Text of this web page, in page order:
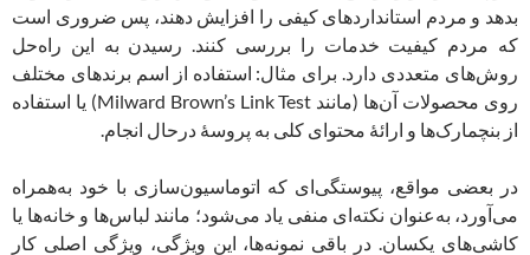
بدهد و مردم استانداردهای کیفی را افزایش دهند، پس ضروری است
که مردم کیفیت خدمات را بررسی کنند. رسیدن به این راه‌حل
روش‌های متعددی دارد. برای مثال: استفاده از اسم برندهای مختلف
روی محصولات آن‌ها (مانند Milward Brown’s Link Test) یا استفاده
از بنچمارک‌ها و ارائۀ محتوای کلی به پروسۀ درحال انجام.
در بعضی مواقع، پیوستگی‌ای که اتوماسیون‌سازی با خود به‌همراه
می‌آورد، به‌عنوان نکته‌ای منفی یاد می‌شود؛ مانند لباس‌ها و خانه‌ها یا
کاشی‌های یکسان. در باقی نمونه‌ها، این ویژگی، ویژگی اصلی کار